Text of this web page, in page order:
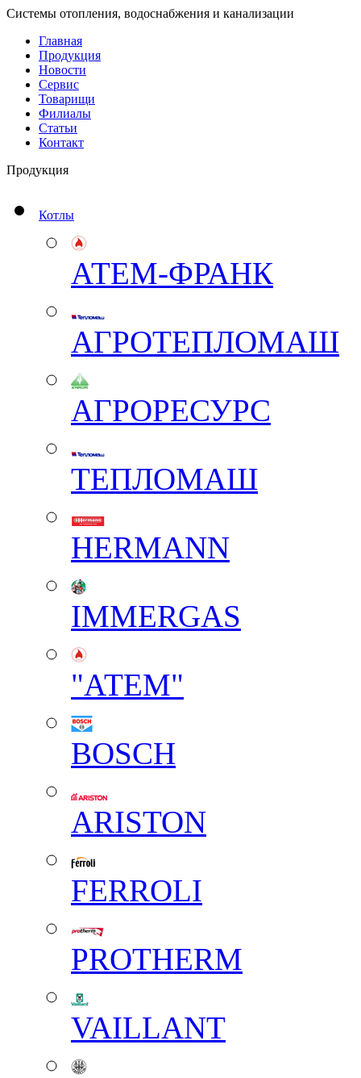
Системы отопления, водоснабжения и канализации
Главная
Продукция
Новости
Сервис
Товарищи
Филиалы
Статьи
Контакт
Продукция
Котлы
АТЕМ-ФРАНК
АГРОТЕПЛОМАШ
АГРОРЕСУРС
ТЕПЛОМАШ
HERMANN
IMMERGAS
"АТЕМ"
BOSCH
ARISTON
FERROLI
PROTHERM
VAILLANT